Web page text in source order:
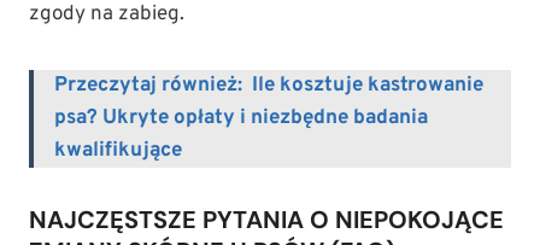
zgody na zabieg.
Przeczytaj również: Ile kosztuje kastrowanie
psa? Ukryte opłaty i niezbędne badania
kwalifikujące
NAJCZĘSTSZE PYTANIA O NIEPOKOJĄCE